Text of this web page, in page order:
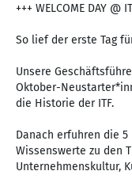
+++ WELCOME DAY @
So lief der erste Tag
Unsere
Oktober-
die Historie der ITF.
Danach erfuhren die
Wissenswerte zu den
Unternehmenskultur,